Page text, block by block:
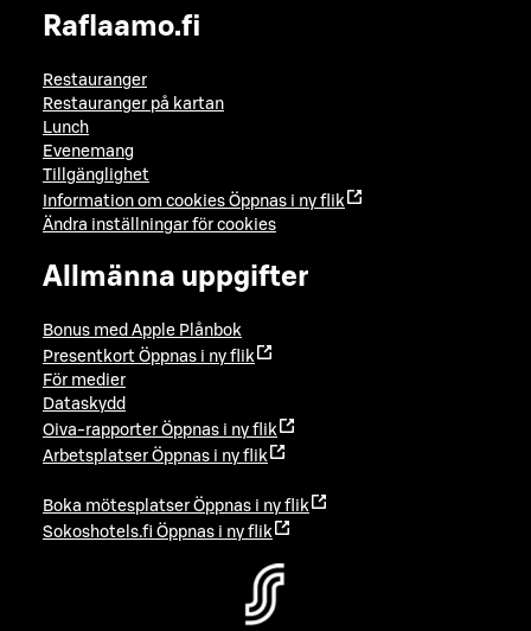
Raflaamo.fi
Restauranger
Restauranger på kartan
Lunch
Evenemang
Tillgänglighet
Information om cookies Öppnas i ny flik
Ändra inställningar för cookies
Allmänna uppgifter
Bonus med Apple Plånbok
Presentkort Öppnas i ny flik
För medier
Dataskydd
Oiva-rapporter Öppnas i ny flik
Arbetsplatser Öppnas i ny flik
Boka mötesplatser Öppnas i ny flik
Sokoshotels.fi Öppnas i ny flik